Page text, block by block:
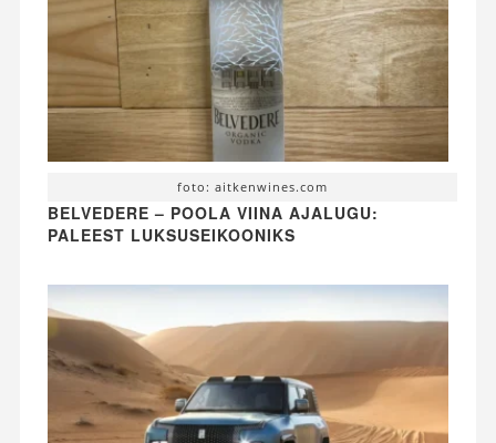
foto: aitkenwines.com
BELVEDERE – POOLA VIINA AJALUGU:
PALEEST LUKSUSEIKOONIKS